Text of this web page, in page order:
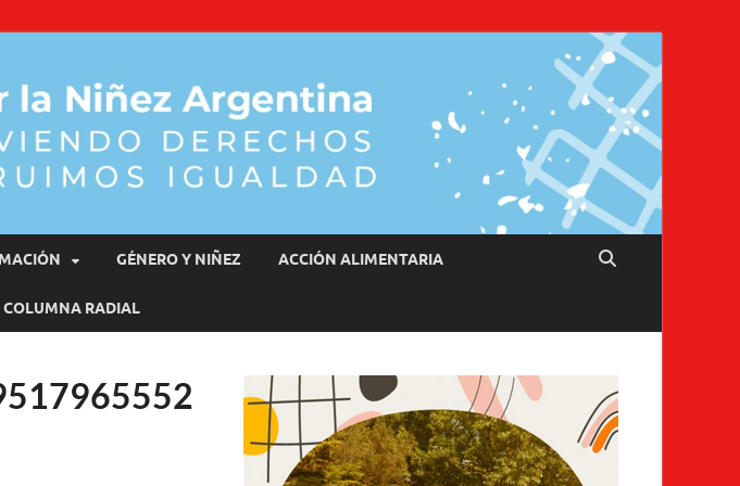
GÉNERO Y NIÑEZ ACCIÓN ALIMENTARIA
COLUMNA RADIAL